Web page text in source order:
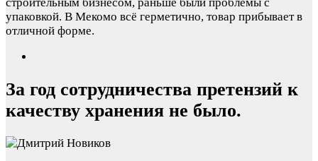
упаковкой. В Мекомо всё герметично, товар прибывает в
отличной форме.
За год сотрудничества претензий к
качеству хранения не было.